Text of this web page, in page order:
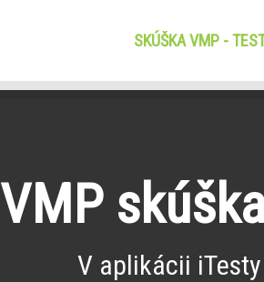
SKÚŠKA VMP -
VMP
V aplikácii iTesty